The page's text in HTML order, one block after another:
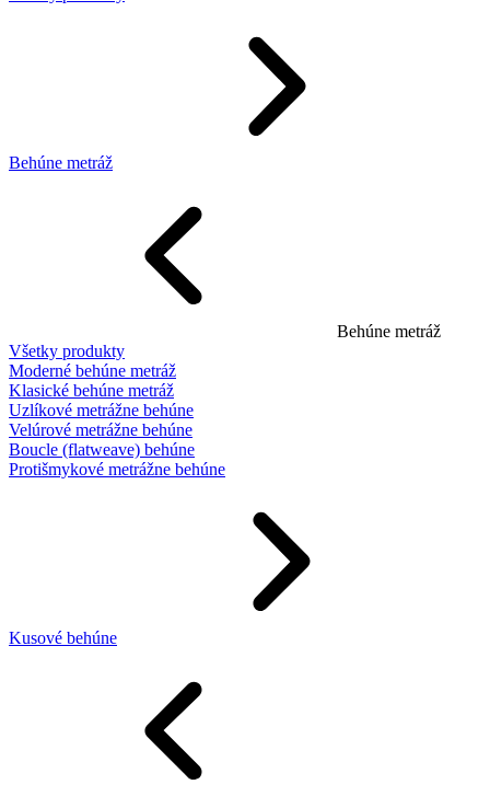
Behúne metráž
Behúne metráž
Všetky produkty
Moderné behúne metráž
Klasické behúne metráž
Uzlíkové metrážne behúne
Velúrové metrážne behúne
Boucle (flatweave) behúne
Protišmykové metrážne behúne
Kusové behúne